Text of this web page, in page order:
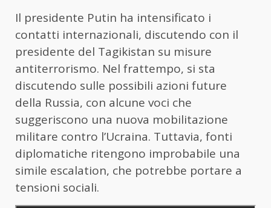
Il presidente Putin ha intensificato i
contatti internazionali, discutendo con il
presidente del Tagikistan su misure
antiterrorismo. Nel frattempo, si sta
discutendo sulle possibili azioni future
della Russia, con alcune voci che
suggeriscono una nuova mobilitazione
militare contro l’Ucraina. Tuttavia, fonti
diplomatiche ritengono improbabile una
simile escalation, che potrebbe portare a
tensioni sociali.